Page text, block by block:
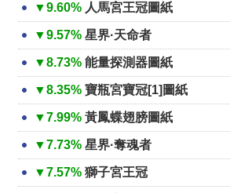
▼9.60% 人馬宮王冠圖紙
▼9.57% 星界·天命者
▼8.73% 能量探測器圖紙
▼8.35% 寶瓶宮寶冠[1]圖紙
▼7.99% 黃鳳蝶翅膀圖紙
▼7.73% 星界·奪魂者
▼7.57% 獅子宮王冠